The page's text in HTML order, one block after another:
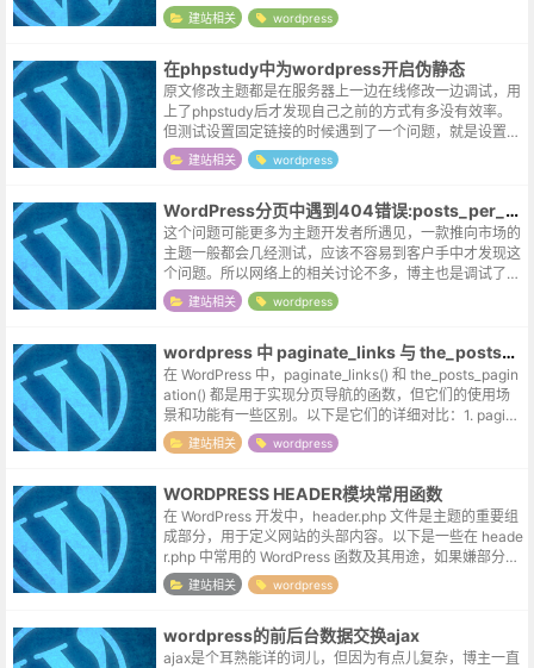
核心机制。它是一个PHP代码结构，用于遍历当前页面
请...
建站相关 wordpress
在phpstudy中为wordpress开启伪静态
原文修改主题都是在服务器上一边在线修改一边调试，用
上了phpstudy后才发现自己之前的方式有多没有效率。
但测试设置固定链接的时候遇到了一个问题，就是设置前
也无风雨也无晴，设置后统一返回404。这个问题之前尝
试搭建站点的时候也遇到过，...
建站相关 wordpress
WordPress分页中遇到404错误:posts_per_page
这个问题可能更多为主题开发者所遇见，一款推向市场的
主题一般都会几经测试，应该不容易到客户手中才发现这
个问题。所以网络上的相关讨论不多，博主也是调试了几
天才大致有了一些思路：后台的默认参数在wordpress的
后台设置里，是可以设置归档...
建站相关 wordpress
wordpress 中 paginate_links 与 the_posts_pagination 的区别
在 WordPress 中，paginate_links() 和 the_posts_pagin
ation() 都是用于实现分页导航的函数，但它们的使用场
景和功能有一些区别。以下是它们的详细对比：1. pagina
te_links()...
建站相关 wordpress
WORDPRESS HEADER模块常用函数
在 WordPress 开发中，header.php 文件是主题的重要组
成部分，用于定义网站的头部内容。以下是一些在 heade
r.php 中常用的 WordPress 函数及其用途，如果嫌部分函
数生成的默认模板不需要的元素过多，也可...
建站相关 wordpress
wordpress的前后台数据交换ajax
ajax是个耳熟能详的词儿，但因为有点儿复杂，博主一直